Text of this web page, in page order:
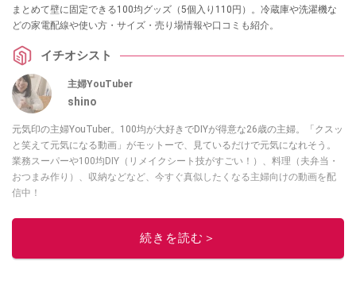
まとめて壁に固定できる100均グッズ（5個入り110円）。冷蔵庫や洗濯機な
どの家電配線や使い方・サイズ・売り場情報や口コミも紹介。
イチオシスト
主婦YouTuber
shino
元気印の主婦YouTuber。100均が大好きでDIYが得意な26歳の主婦。「クスッ
と笑えて元気になる動画」がモットーで、見ているだけで元気になれそう。
業務スーパーや100均DIY（リメイクシート技がすごい！）、料理（夫弁当・
おつまみ作り）、収納などなど、今すぐ真似したくなる主婦向けの動画を配
信中！
このイチオシストの他の記事を読む
続きを読む＞